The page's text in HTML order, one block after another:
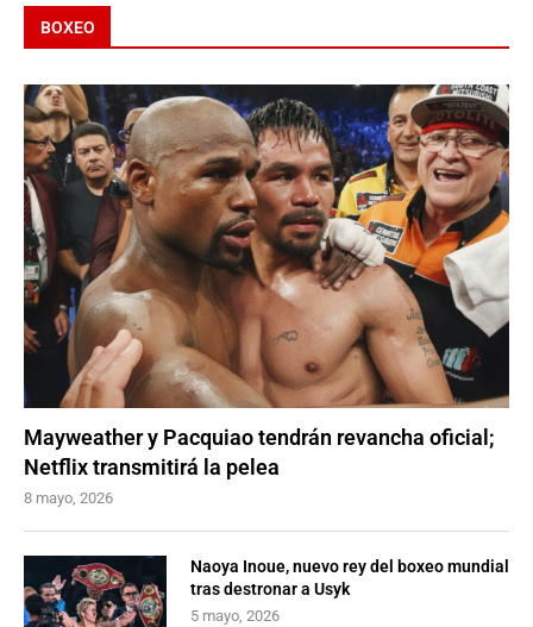
BOXEO
Mayweather y Pacquiao tendrán revancha oficial;
Netflix transmitirá la pelea
8 mayo, 2026
Naoya Inoue, nuevo rey del boxeo mundial
tras destronar a Usyk
5 mayo, 2026